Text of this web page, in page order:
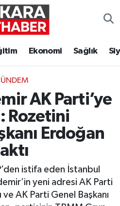
Ekonomi Sağlık
AK Parti’ye
Rozetini
Erdoğan
istifa eden İstanbul
yeni adresi AK Parti
AK Parti Genel Başkanı